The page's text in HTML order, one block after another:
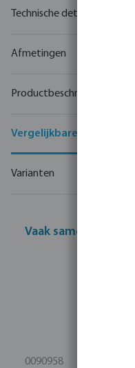
Technische details
Afmetingen
Productbeschrijving
Vergelijkbare producten
Varianten
Vaak samen gekocht
0090958